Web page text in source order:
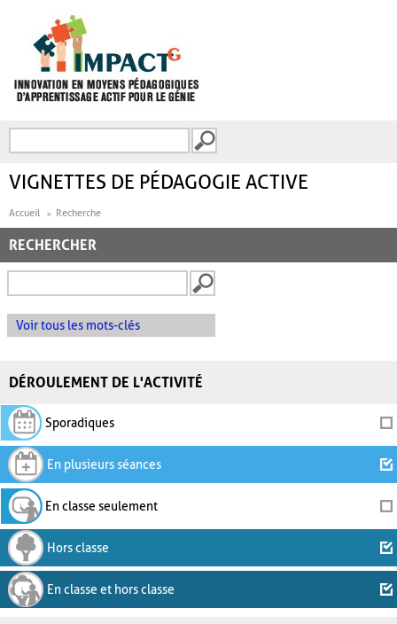
FORMULAIRE DE
VIGNETTES DE PÉDAGOGIE ACTIVE
Accueil Recherche
RECHERCHER
Voir tous les mots-clés
DÉROULEMENT DE L'ACTIVITÉ
Sporadiques
En plusieurs séances
En classe seulement
Hors classe
En classe et hors classe